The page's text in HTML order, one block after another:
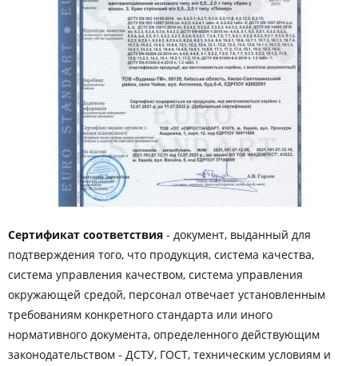
Сертификат соответствия - документ, выданный для
подтверждения того, что продукция, система качества,
система управления качеством, система управления
окружающей средой, персонал отвечает установленным
требованиям конкретного стандарта или иного
нормативного документа, определенного действующим
законодательством - ДСТУ, ГОСТ, техническим условиям и